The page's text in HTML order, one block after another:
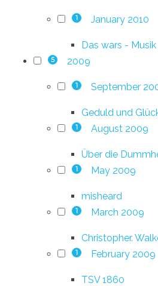
1 January 2010
Das wars -
5 2009
1 September
Geduld und
1 August 2009
Über die
1 May 2009
misheard
1 March 2009
Christopher.
1 February 2009
TSV 1860